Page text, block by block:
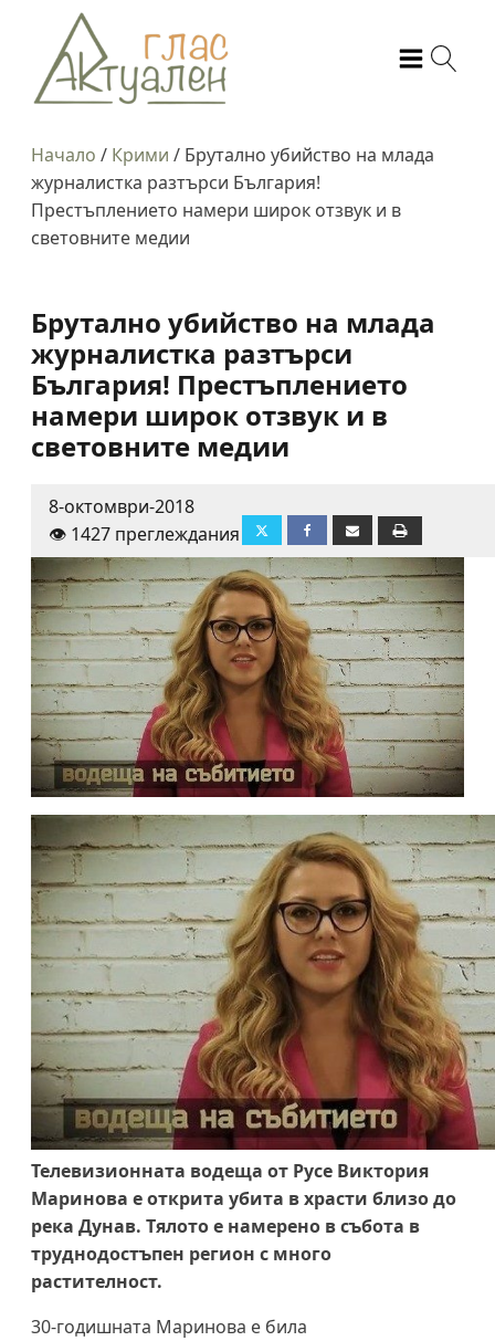
Начало / Крими / Брутално убийство на млада
журналистка разтърси България!
Престъплението намери широк отзвук и в
световните медии
Брутално убийство на млада
журналистка разтърси
България! Престъплението
намери широк отзвук и в
световните медии
8-октомври-2018
👁️ 1427 преглеждания
Телевизионната водеща от Русе Виктория
Маринова е открита убита в храсти близо до
река Дунав. Тялото е намерено в събота в
труднодостъпен регион с много
растителност.
30-годишната Маринова е била